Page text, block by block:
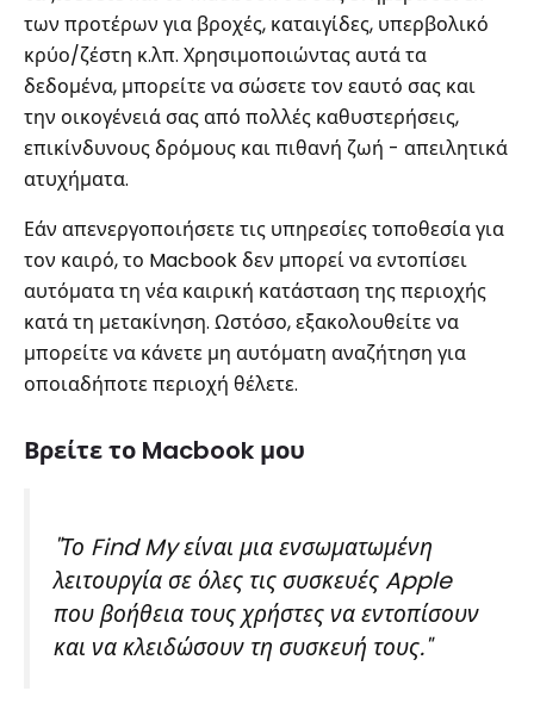
των προτέρων για βροχές, καταιγίδες, υπερβολικό
κρύο/ζέστη κ.λπ. Χρησιμοποιώντας αυτά τα
δεδομένα, μπορείτε να σώσετε τον εαυτό σας και
την οικογένειά σας από πολλές καθυστερήσεις,
επικίνδυνους δρόμους και πιθανή ζωή - απειλητικά
ατυχήματα.
Εάν απενεργοποιήσετε τις υπηρεσίες τοποθεσία για
τον καιρό, το Macbook δεν μπορεί να εντοπίσει
αυτόματα τη νέα καιρική κατάσταση της περιοχής
κατά τη μετακίνηση. Ωστόσο, εξακολουθείτε να
μπορείτε να κάνετε μη αυτόματη αναζήτηση για
οποιαδήποτε περιοχή θέλετε.
Βρείτε το Macbook μου
"Το Find My είναι μια ενσωματωμένη
λειτουργία σε όλες τις συσκευές Apple
που βοήθεια τους χρήστες να εντοπίσουν
και να κλειδώσουν τη συσκευή τους."